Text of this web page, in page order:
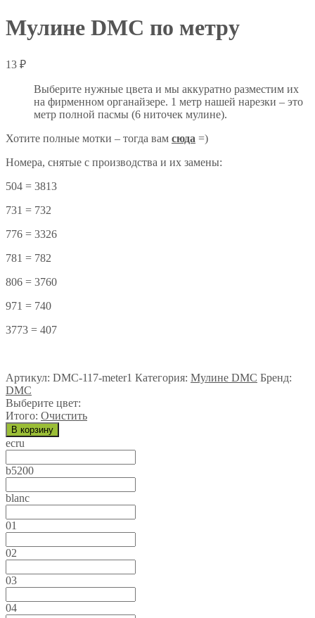
Мулине DMC по метру
13 ₽
Выберите нужные цвета и мы аккуратно разместим их
на фирменном органайзере. 1 метр нашей нарезки – это
метр полной пасмы (6 ниточек мулине).
Хотите полные мотки – тогда вам сюда =)
Номера, снятые с производства и их замены:
504 = 3813
731 = 732
776 = 3326
781 = 782
806 = 3760
971 = 740
3773 = 407
Артикул: DMC-117-meter1 Категория: Мулине DMC Бренд:
DMC
Выберите цвет:
Итого: Очистить
В корзину
ecru
b5200
blanc
01
02
03
04